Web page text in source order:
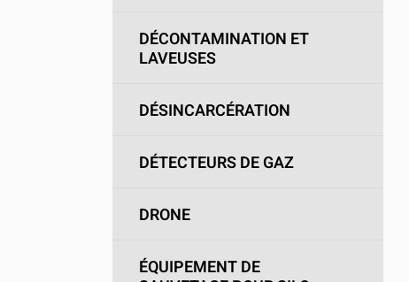
DÉCONTAMINATION ET
LAVEUSES
DÉSINCARCÉRATION
DÉTECTEURS DE GAZ
DRONE
ÉQUIPEMENT DE